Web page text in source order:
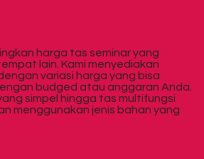
harga tas seminar yang
lain. Kami menyediakan
variasi harga yang bisa
budged atau anggaran Anda.
simpel hingga tas multifungsi
menggunakan jenis bahan yang